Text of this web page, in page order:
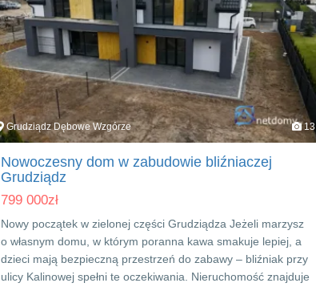
Grudziądz Dębowe Wzgórze 13
Nowoczesny dom w zabudowie bliźniaczej
Grudziądz
799 000zł
Nowy początek w zielonej części Grudziądza Jeżeli marzysz
o własnym domu, w którym poranna kawa smakuje lepiej, a
dzieci mają bezpieczną przestrzeń do zabawy – bliźniak przy
ulicy Kalinowej spełni te oczekiwania. Nieruchomość znajduje